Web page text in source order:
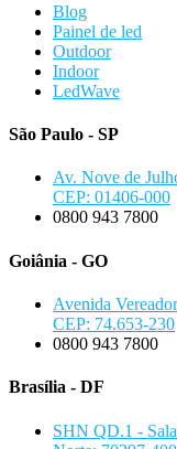
Blog
Painel de led
Outdoor
Indoor
LedWave
São Paulo - SP
Av. Nove de
CEP: 01406-000
0800 943 7800
Goiânia - GO
Avenida
CEP: 74.653-230
0800 943 7800
Brasília - DF
SHN QD.1 -